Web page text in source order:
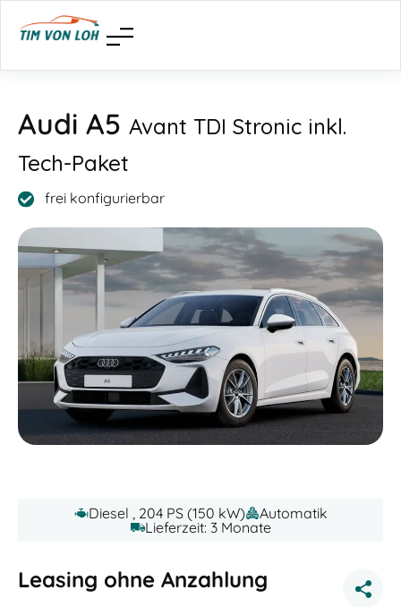
Audi A5 Avant TDI Stronic inkl.
Tech-Paket
frei konfigurierbar
Diesel , 204 PS (150 kW)
Automatik
Lieferzeit: 3 Monate
Leasing ohne Anzahlung